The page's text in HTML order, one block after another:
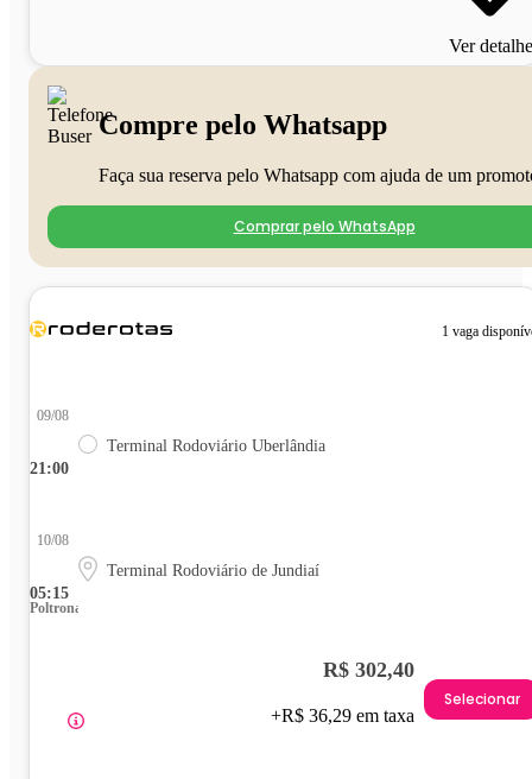
Ver
Compre pelo Whatsapp
Faça sua reserva pelo Whatsapp com ajuda de um
Comprar pelo WhatsApp
1 vaga
21:00
09/08
Terminal Rodoviário Uberlândia
05:15
10/08
Terminal Rodoviário de Jundiaí
Poltrona
R$ 302,40
+R$ 36,29 em taxa
Selecionar